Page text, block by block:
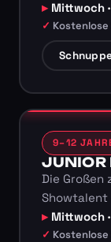
Mittwoch
9–12
JUNIOR
Die Großen
Showtalent
Mittwoch